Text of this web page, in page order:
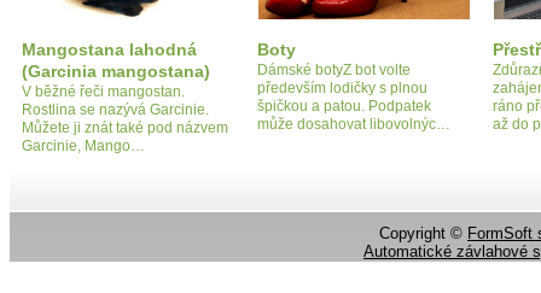
Mangostana lahodná
(Garcinia mangostana)
V běžné řeči mangostan.
Rostlina se nazývá Garcinie.
Můžete ji znát také pod názvem
Garcinie, Mango…
Boty
Dámské botyZ bot volte
především lodičky s plnou
špičkou a patou. Podpatek
může dosahovat libovolnýc…
ráno
až do
Copyright © FormSoft
Automatické závlahové